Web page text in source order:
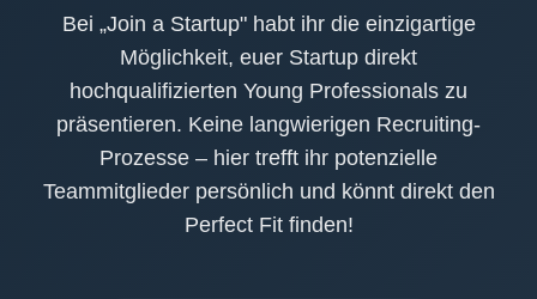
Bei „Join a Startup" habt ihr die einzigartige
Möglichkeit, euer Startup direkt
hochqualifizierten Young Professionals zu
präsentieren. Keine langwierigen Recruiting-
Prozesse – hier trefft ihr potenzielle
Teammitglieder persönlich und könnt direkt den
Perfect Fit finden!